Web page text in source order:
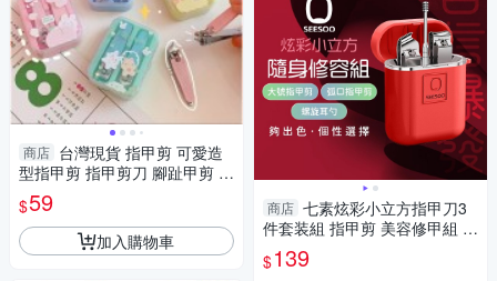
商店 台灣現貨 指甲剪 可愛造
型指甲剪 指甲剪刀 腳趾甲剪 美
甲工具 指甲剪兩件套
$59
加入購物車
商店 七素炫彩小立方指甲刀3
件套装組 指甲剪 美容修甲組 隨
身指甲刀 斜口指甲刀 掏耳棒 挖
耳棒
$139